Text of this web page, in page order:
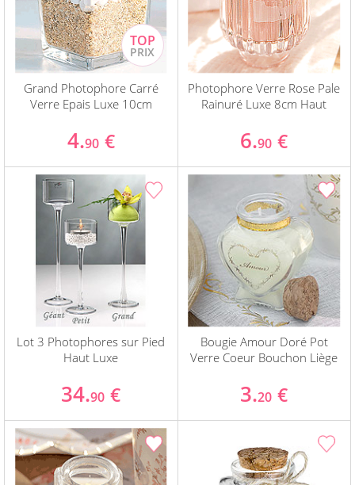
Grand Photophore Carré
Verre Epais Luxe 10cm
4.90 €
Photophore Verre Rose Pale
Rainuré Luxe 8cm Haut
6.90 €
Lot 3 Photophores sur Pied
Haut Luxe
34.90 €
Bougie Amour Doré Pot
Verre Coeur Bouchon Liège
3.20 €